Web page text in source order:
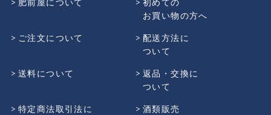
お買い物の方へ
ご注文について
配送方法に
ついて
送料について
返品・交換に
ついて
特定商法取引法に
酒類販売